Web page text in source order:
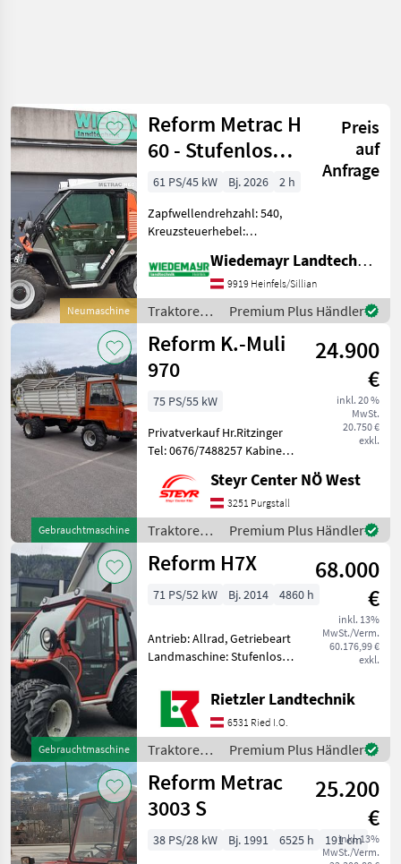
Neumaschine
Reform Metrac H
60 - Stufenlos
hydrostatisch
Preis
auf
Anfrage
61 PS/45 kW Bj. 2026
2 h
Zapfwellendrehzahl: 540,
Kreuzsteuerhebel:
hinten: mechanisch,
Höchstgeschwindigkeit in
km/h: 40 km/h, Getriebeart
Landmaschine: Stufenloses
Getri
Wiedemayr Landtechnik GmbH
9919 Heinfels/Sillian
Traktoren /
Reform
Premium Plus Händler
Gebrauchtmaschine
Reform K.-Muli
970
24.900
€
inkl. 20 %
MwSt.
20.750 €
exkl.
75 PS/55 kW
Privatverkauf Hr.Ritzinger
Tel: 0676/7488257 Kabine
MASCHINE steht beim
Landwirt zuhause ! Reform
Muli Typ: 970 , Bj.1994 ,
mit 5.350
Steyr Center NÖ West
3251 Purgstall
Traktoren /
Reform
Premium Plus Händler
Gebrauchtmaschine
Reform H7X
68.000
€
inkl. 13%
MwSt./Verm.
60.176,99 €
exkl.
71 PS/52 kW Bj. 2014 4860 h
Antrieb: Allrad, Getriebeart
Landmaschine: Stufenloses
Zapfwellendrehzahl: 540,
Höchstgeschwindigkeit in
km/h: 40 km/h, Aufladung:
Turbolader
Rietzler Landtechnik
6531 Ried I.O.
Traktoren /
Reform
Premium Plus Händler
Reform Metrac
3003 S
25.200
€
inkl. 13%
MwSt./Verm.
38 PS/28 kW Bj. 1991 6525 h
191 cm